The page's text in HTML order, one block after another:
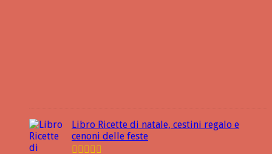
Libro Ricette di natale, cestini regalo e
cenoni delle feste